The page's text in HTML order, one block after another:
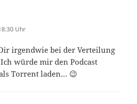
Uhr
irgendwie bei der Verteilung
würde mir den Podcast
Torrent laden… 😉